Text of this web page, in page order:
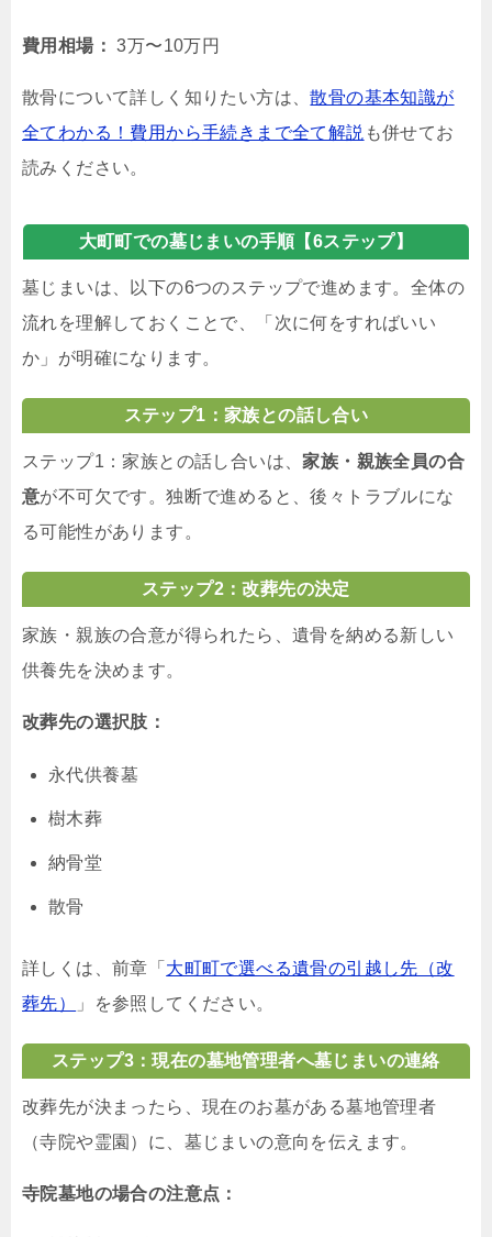
費用相場： 3万〜10万円
散骨について詳しく知りたい方は、散骨の基本知識が
全てわかる！費用から手続きまで全て解説 も併せてお
読みください。
大町町での墓じまいの手順【6ステップ】
墓じまいは、以下の6つのステップで進めます。全体の
流れを理解しておくことで、「次に何をすればいい
か」が明確になります。
ステップ1：家族との話し合い
ステップ1：家族との話し合いは、 家族・親族全員の合
意が不可欠です。独断で進めると、後々トラブルにな
る可能性があります。
ステップ2：改葬先の決定
家族・親族の合意が得られたら、遺骨を納める新しい
供養先を決めます。
改葬先の選択肢：
永代供養墓
樹木葬
納骨堂
散骨
詳しくは、前章「 大町町で選べる遺骨の引越し先（改
葬先）
」を参照してください。
ステップ3：現在の墓地管理者へ墓じまいの連絡
改葬先が決まったら、現在のお墓がある墓地管理者
（寺院や霊園）に、墓じまいの意向を伝えます。
寺院墓地の場合の注意点：